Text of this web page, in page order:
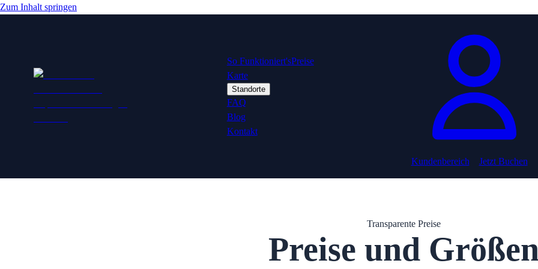
Zum Inhalt springen
So Funktioniert'sPreise
Karte
Standorte
FAQ
Blog
Kontakt
Kundenbereich Jetzt Buchen
Transparente Preise
Preise und